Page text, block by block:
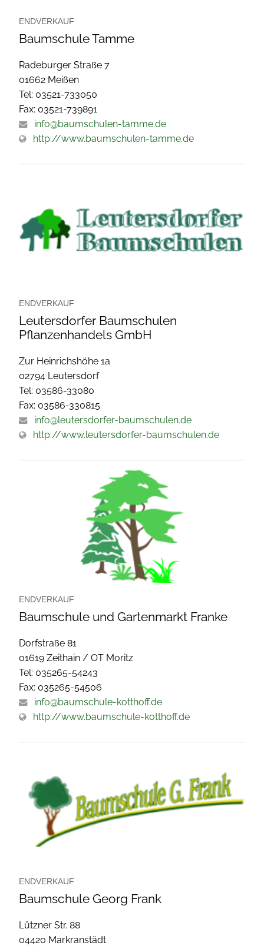
ENDVERKAUF
Baumschule Tamme
Radeburger Straße 7
01662 Meißen
Tel: 03521-733050
Fax: 03521-739891
info@baumschulen-tamme.de
http://www.baumschulen-tamme.de
ENDVERKAUF
Leutersdorfer Baumschulen
Pflanzenhandels GmbH
Zur Heinrichshöhe 1a
02794 Leutersdorf
Tel: 03586-33080
Fax: 03586-330815
info@leutersdorfer-baumschulen.de
http://www.leutersdorfer-baumschulen.de
ENDVERKAUF
Baumschule und Gartenmarkt Franke
Dorfstraße 81
01619 Zeithain / OT Moritz
Tel: 035265-54243
Fax: 035265-54506
info@baumschule-kotthoff.de
http://www.baumschule-kotthoff.de
ENDVERKAUF
Baumschule Georg Frank
Lützner Str. 88
04420 Markranstädt